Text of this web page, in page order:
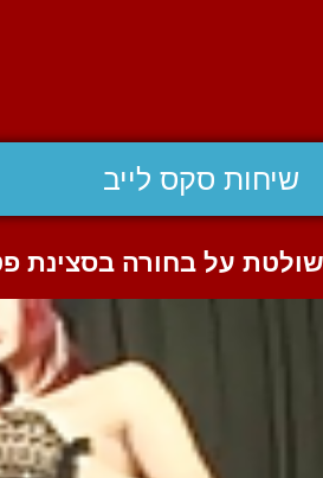
שיחות סקס לייב
שולטת על בחורה בסצינת